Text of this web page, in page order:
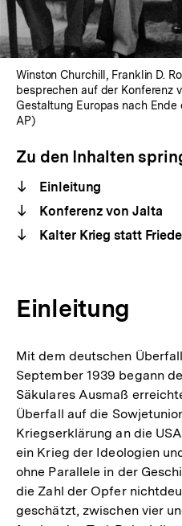
Winston Churchill, Franklin D.
besprechen auf der Konferenz
Gestaltung Europas nach
AP)
Zu den Inhalten
Einleitung
Konferenz von Jalta
Kalter Krieg statt
Einleitung
Mit dem deutschen
September 1939 begann
Säkulares Ausmaß
Überfall auf die
Kriegserklärung an die
ein Krieg der Ideologien
ohne Parallele in der
die Zahl der Opfer
geschätzt, zwischen vier